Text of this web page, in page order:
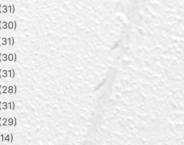
31
30
31
30
31
28
31
29
14